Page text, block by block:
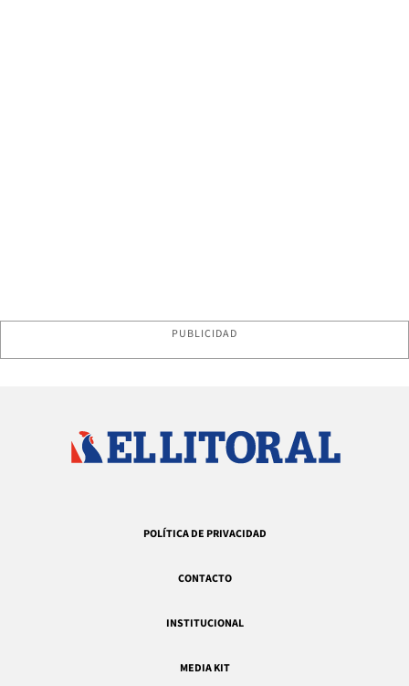
PUBLICIDAD
POLÍTICA DE PRIVACIDAD
CONTACTO
INSTITUCIONAL
MEDIA KIT